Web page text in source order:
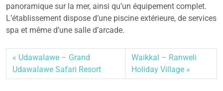
panoramique sur la mer, ainsi qu’un équipement complet.
L’établissement dispose d’une piscine extérieure, de services
spa et même d’une salle d’arcade.
Udawalawe – Grand
Udawalawe Safari Resort
Waikkal – Ranweli
Holiday Village